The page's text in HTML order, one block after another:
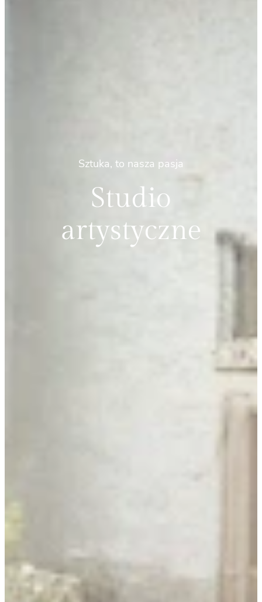
Sztuka, to nasza pasja
Studio
artystyczne